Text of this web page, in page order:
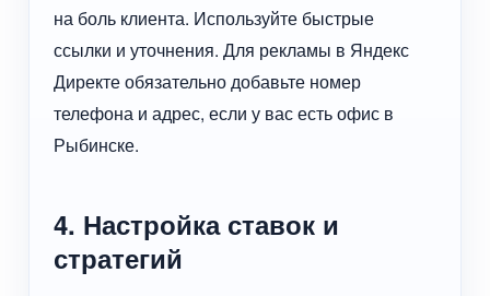
на боль клиента. Используйте быстрые
ссылки и уточнения. Для рекламы в Яндекс
Директе обязательно добавьте номер
телефона и адрес, если у вас есть офис в
Рыбинске.
4. Настройка ставок и
стратегий